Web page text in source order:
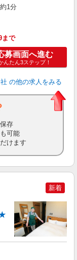
1分
まで
募画面へ進む
んたん3ステップ！
の他の求人をみる
存
可能
けます
新着
★